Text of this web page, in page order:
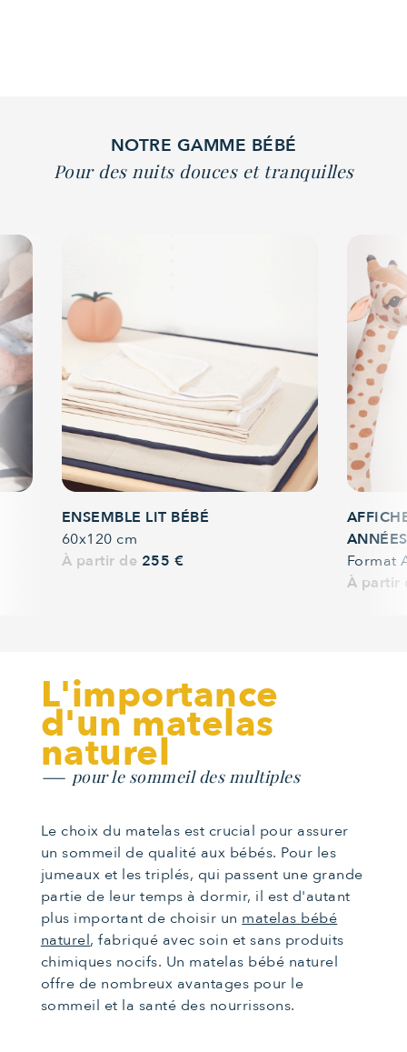
NOTRE GAMME BÉBÉ
Pour des nuits douces et tranquilles
arrow_back_ios
ENSEMBLE LIT BÉBÉ
60x120 cm
À partir de 255 €
Format
À partir
arrow_forward_ios
L'importance
d'un matelas
naturel
pour le sommeil des multiples
Le choix du matelas est crucial pour assurer
un sommeil de qualité aux bébés. Pour les
jumeaux et les triplés, qui passent une grande
partie de leur temps à dormir, il est d'autant
plus important de choisir un matelas bébé
naturel, fabriqué avec soin et sans produits
chimiques nocifs. Un matelas bébé naturel
offre de nombreux avantages pour le
sommeil et la santé des nourrissons.